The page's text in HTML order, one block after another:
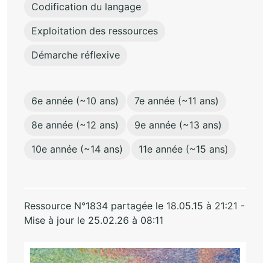
Codification du langage
Exploitation des ressources
Démarche réflexive
6e année (~10 ans)
7e année (~11 ans)
8e année (~12 ans)
9e année (~13 ans)
10e année (~14 ans)
11e année (~15 ans)
Ressource N°1834 partagée le 18.05.15 à 21:21 -
Mise à jour le 25.02.26 à 08:11